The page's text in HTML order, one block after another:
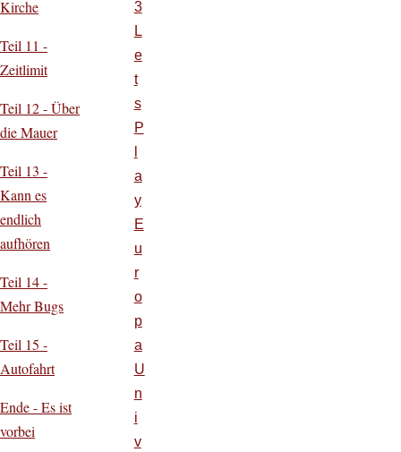
Kirche
Teil 11 -
Zeitlimit
Teil 12 - Über
die Mauer
Teil 13 -
Kann es
endlich
aufhören
Teil 14 -
Mehr Bugs
Teil 15 -
Autofahrt
Ende - Es ist
vorbei
3
L
e
t
s
P
a
y
E
u
r
o
p
a
U
n
i
v